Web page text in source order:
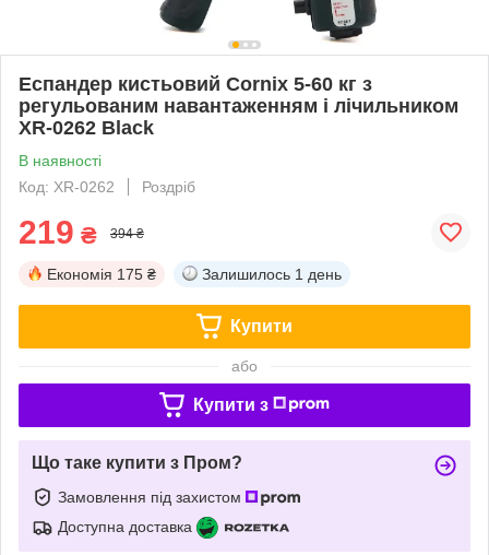
Еспандер кистьовий Cornix 5-60 кг з
регульованим навантаженням і лічильником
XR-0262 Black
В наявності
Код: XR-0262
Роздріб
219 ₴ 394 ₴
Економія 175 ₴ Залишилось 1 день
Купити
або
Купити з
Що таке купити з Пром?
Замовлення під захистом
Доступна доставка